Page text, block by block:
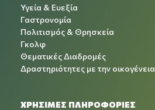
Υγεία & Ευεξία
Γαστρονομία
Πολιτισμός & Θρησκεία
Γκολφ
Θεματικές Διαδρομές
Δραστηριότητες με την οικογένεια
ΧΡΉΣΙΜΕΣ ΠΛΗΡΟΦΟΡΊΕΣ